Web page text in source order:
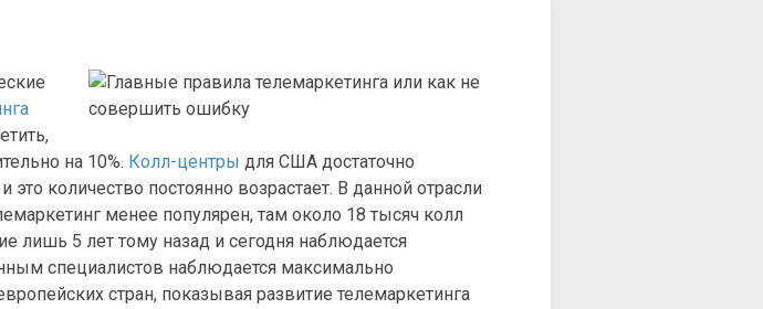
на 10%. Колл-центры для США достаточно
количество постоянно возрастает. В данной отрасли
менее популярен, там около 18 тысяч колл
лишь 5 лет тому назад и сегодня наблюдается
специалистов наблюдается максимально
стран, показывая развитие телемаркетинга